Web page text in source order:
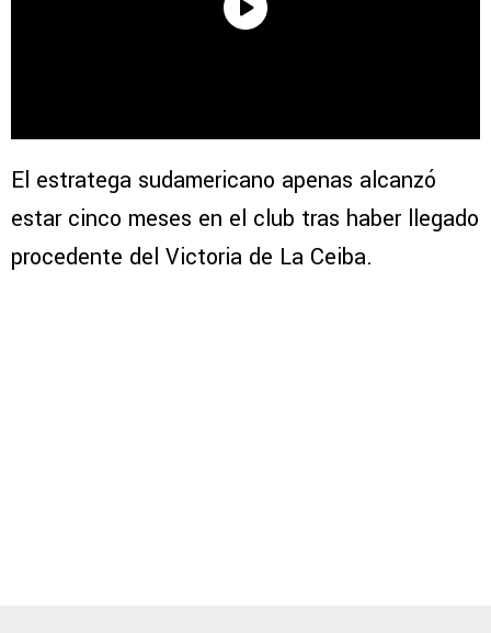
El estratega sudamericano apenas alcanzó
estar cinco meses en el club tras haber llegado
procedente del Victoria de La Ceiba.